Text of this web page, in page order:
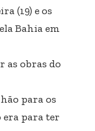
(19) e os
Bahia em
as obras do
para os
era para ter